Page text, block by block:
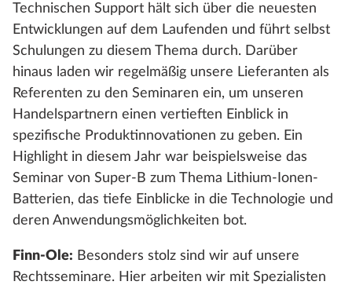
Technischen Support hält sich über die neuesten
Entwicklungen auf dem Laufenden und führt selbst
Schulungen zu diesem Thema durch. Darüber
hinaus laden wir regelmäßig unsere Lieferanten als
Referenten zu den Seminaren ein, um unseren
Handelspartnern einen vertieften Einblick in
spezifische Produktinnovationen zu geben. Ein
Highlight in diesem Jahr war beispielsweise das
Seminar von Super-B zum Thema Lithium-Ionen-
Batterien, das tiefe Einblicke in die Technologie und
deren Anwendungsmöglichkeiten bot.
Finn-Ole: Besonders stolz sind wir auf unsere
Rechtsseminare. Hier arbeiten wir mit Spezialisten